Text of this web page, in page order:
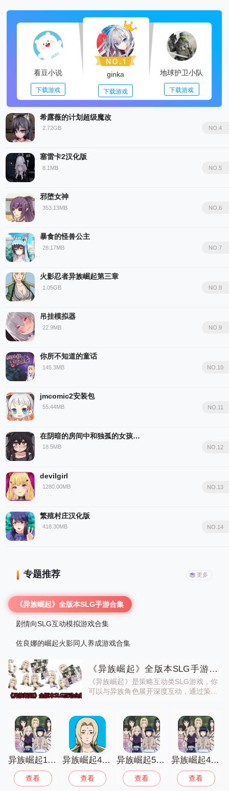
ginka
下载游戏
看豆小说
下载游戏
地球护卫小队
下载游戏
希露薇的计划超级魔改
2.72GB NO.4
塞雷卡2汉化版
8.1MB NO.5
邪堕女神
353.13MB NO.6
暴食的怪兽公主
28.17MB NO.7
火影忍者异族崛起第三章
1.05GB NO.8
吊挂模拟器
22.9MB NO.9
你所不知道的童话
145.3MB NO.10
jmcomic2安装包
55.44MB NO.11
在阴暗的房间中和独孤的女孩子的物语完整版
18.5MB NO.12
devilgirl
1280.00MB NO.13
繁殖村庄汉化版
418.30MB NO.14
专题推荐 更多
《异族崛起》全版本SLG手游合集
剧情向SLG互动模拟游戏合集
佐良娜的崛起火影同人养成游戏合集
《异族崛起》全版本SLG手游合
集
《异族崛起》是策略互动类SLG游戏，你
可以与异族角色展开深度互动，通过策略
路！
异族崛起1.26b汉化版
查看
异族崛起4.5汉化
查看
异族崛起5.0汉化版
查看
异族崛起4.5汉化正版
查看